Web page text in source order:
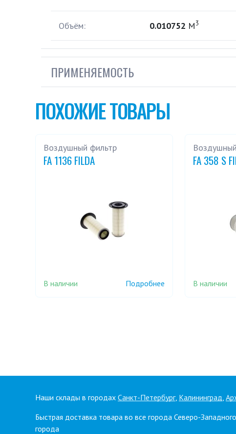
Объём: 0.010752 М3
ПРИМЕНЯЕМОСТЬ
ПОХОЖИЕ ТОВАРЫ
Воздушный фильтр
FA 1136 FILDA
В наличии Подробнее
FA 358 S
В наличии
Наши склады в городах Санкт-Петербург, Калининград,
Быстрая доставка товара во все города Северо-
города